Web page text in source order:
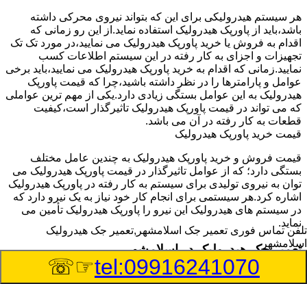
هر سیستم هیدرولیکی برای این که بتواند نیروی محرکی داشته
باشد،باید از پاورپک هیدرولیک استفاده نماید.از این رو زمانی که
اقدام به فروش یا خرید پاورپک هیدرولیک می نمایید،در مورد تک تک
تجهیزات و اجزای به کار رفته در این سیستم اطلاعات کسب
نمایید.زمانی که اقدام به خرید پاورپک هیدرولیک می نمایید،باید برخی
عوامل و پارامترها را در نظر داشته باشید،چرا که قیمت پاورپک
هیدرولیک به این عوامل بستگی زیادی دارد.یکی از مهم ترین عواملی
که می تواند در قیمت پاورپک هیدرولیک تاثیرگذار است،کیفیت
قطعات به کار رفته در آن می باشد.
قیمت خرید پاورپک هیدرولیک
قیمت فروش و خرید پاورپک هیدرولیک به چندین عامل مختلف
بستگی دارد؛ که از عوامل تاثیرگذار در قیمت پاورپک هیدرولیک می
توان به نیروی تولیدی برای سیستم به کار رفته در پاورپک هیدرولیک
اشاره کرد.هر سیستمی برای انجام کار خود نیاز به یک نیرو دارد که
در سیستم های هیدرولیک این نیرو را پاورپک هیدرولیک تأمین می
نماید.
تعمیر جک هیدرولیک در اسلامشهر
وسیله‎ای که با عملکرد خود موجب بلند شدن اهرم و یا وزن سنگین
تلفن تماس فوری تعمیر جک اسلامشهر,تعمیر جک هیدرولیک
اسلامشهر
tel:09916241070
☞☏